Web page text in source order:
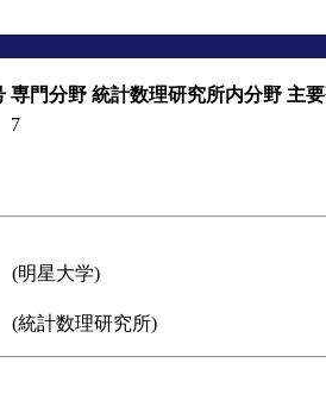
専門分野 統計数理研究所内分野 主
7
明星大学)
計数理研究所)